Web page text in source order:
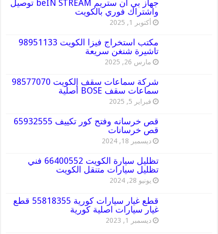
جهاز بي ان ستريم beIN STREAM توصيل
واشتراك فوري بالكويت
أكتوبر 1, 2025
مكتب استخراج فيزا الكويت 98951133
تاشيرة شنغن سريعة
مارس 26, 2025
شركة سماعات سقف الكويت 98577070
سماعات سقف BOSE أصلية
فبراير 5, 2025
قص خرسانه وفتح كور تكييف 65932555
قص خرسانات
ديسمبر 18, 2024
تظليل سيارة الكويت 66400552 فني
تظليل سيارات متنقل الكويت
يونيو 28, 2024
قطع غيار سيارات كورية 55818355 قطع
غيار سيارات اصلية كورية
ديسمبر 1, 2023